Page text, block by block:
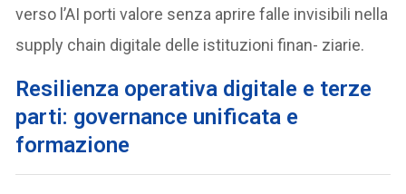
verso l’AI porti valore senza aprire falle invisibili nella
supply chain digitale delle istituzioni finan- ziarie.
Resilienza operativa digitale e terze
parti: governance unificata e
formazione